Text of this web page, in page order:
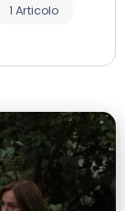
1 Articolo